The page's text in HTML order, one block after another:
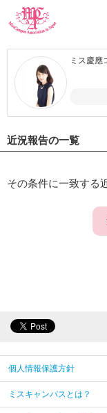
ミス慶應
近況報告の一覧
その条件に一致する
個人情報保護方針
ミスキャンパスとは？